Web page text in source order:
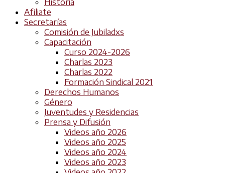
Afiliate
Secretarías
Comisión de Jubiladxs
Capacitación
Curso 2024-2026
Charlas 2023
Charlas 2022
Formación Sindical 2021
Derechos Humanos
Género
Juventudes y Residencias
Prensa y Difusión
Videos año 2026
Videos año 2025
Videos año 2024
Videos año 2023